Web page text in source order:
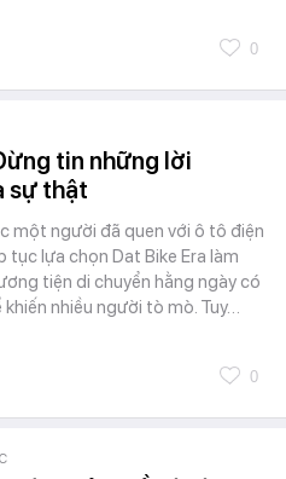
0
tin những lời
sự thật
một người đã quen với ô tô điện
tục lựa chọn Dat Bike Era làm
tiện di chuyển hằng ngày có
khiến nhiều người tò mò. Tuy…
0